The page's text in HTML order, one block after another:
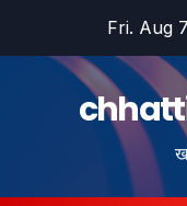
Fri. Aug